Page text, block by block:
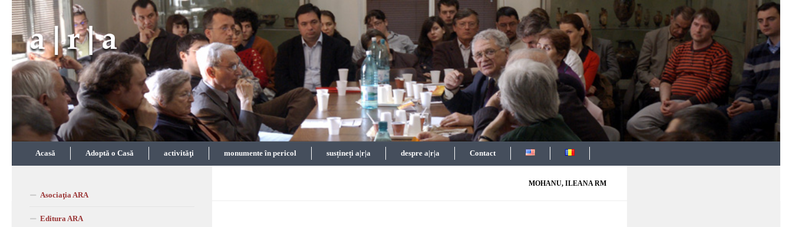
Skip to content
Acasă Adoptă o Casă activităţi monumente în pericol susțineți a|r|a despre a|r|a Contact
MOHANU, ILEANA RM
Asociaţia ARA
Editura ARA